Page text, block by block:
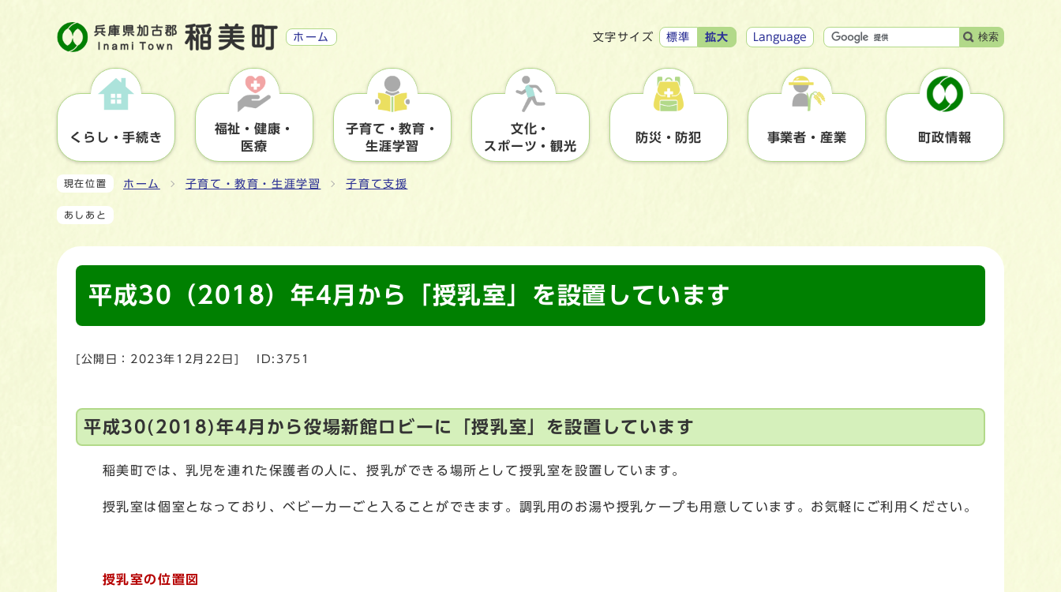
ホーム 文字サイズ 標準 拡大 Language 検索
くらし・手続き
福祉・健康・
医療
子育て・教育・
生涯学習
文化・
スポーツ・観光
防災・防犯 事業者・産業 町政情報
現在位置 ホーム 子育て・教育・生涯学習 子育て支援
あしあと
平成30（2018）年4月から「授乳室」を設置しています
[公開日： 2023年12月22日 ID:3751
平成30(2018)年4月から役場新館ロビーに「授乳室」を設置しています
稲美町では、乳児を連れた保護者の人に、授乳ができる場所として授乳室を設置しています。
授乳室は個室となっており、ベビーカーごと入ることができます。調乳用のお湯や授乳ケープも用意しています。お気軽にご利用ください。
授乳室の位置図